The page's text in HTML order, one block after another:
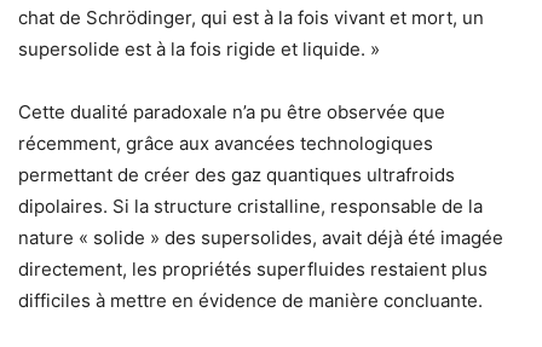
chat de Schrödinger, qui est à la fois vivant et mort, un
supersolide est à la fois rigide et liquide. »
Cette dualité paradoxale n’a pu être observée que
récemment, grâce aux avancées technologiques
permettant de créer des gaz quantiques ultrafroids
dipolaires. Si la structure cristalline, responsable de la
nature « solide » des supersolides, avait déjà été imagée
directement, les propriétés superfluides restaient plus
difficiles à mettre en évidence de manière concluante.